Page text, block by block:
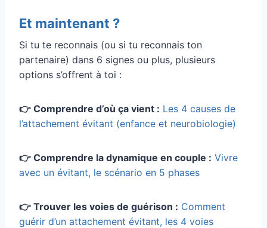
Et maintenant ?
Si tu te reconnais (ou si tu reconnais ton
partenaire) dans 6 signes ou plus, plusieurs
options s’offrent à toi :
👉 Comprendre d’où ça vient : Les 4 causes de
l’attachement évitant (enfance et neurobiologie)
👉 Comprendre la dynamique en couple : Vivre
avec un évitant, le scénario en 5 phases
👉 Trouver les voies de guérison : Comment
guérir d’un attachement évitant, les 4 voies